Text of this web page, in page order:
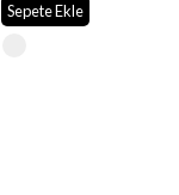
Sepete Ekle